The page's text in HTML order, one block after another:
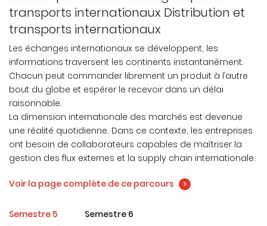
transports internationaux Distribution et
transports internationaux
Les échanges internationaux se développent, les
informations traversent les continents instantanément.
Chacun peut commander librement un produit à l’autre
bout du globe et espérer le recevoir dans un délai
raisonnable.
La dimension internationale des marchés est devenue
une réalité quotidienne. Dans ce contexte, les entreprises
ont besoin de collaborateurs capables de maîtriser la
gestion des flux externes et la supply chain internationale.
Voir la page complète de ce parcours
Semestre 5 Semestre 6